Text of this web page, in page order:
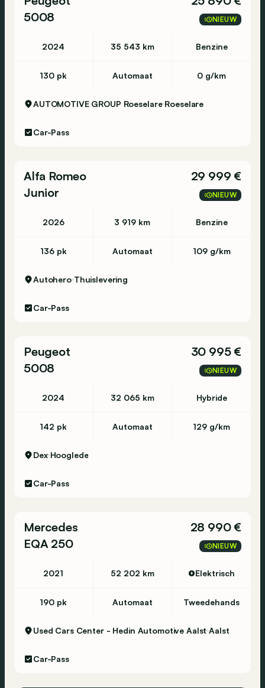
5008
NIEUW
2024 35 543 km Benzine
130 pk Automaat 0 g/km
AUTOMOTIVE GROUP Roeselare Roeselare
Car-Pass
Alfa Romeo
Junior
29 999 €
NIEUW
2026 3 919 km Benzine
136 pk Automaat 109 g/km
Autohero Thuislevering
Car-Pass
Peugeot
5008
30 995 €
NIEUW
2024 32 065 km Hybride
142 pk Automaat 129 g/km
Dex Hooglede
Car-Pass
Mercedes
EQA 250
28 990 €
NIEUW
2021 52 202 km Elektrisch
190 pk Automaat Tweedehands
Used Cars Center - Hedin Automotive Aalst Aalst
Car-Pass